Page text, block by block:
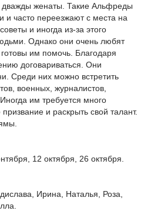
дважды женаты. Такие Альфреды
и часто переезжают с места на
и иногда из-за этого
Однако они очень любят
им помочь. Благодаря
договариваться. Они
Среди них можно встретить
военных, журналистов,
им требуется много
и раскрыть свой талант.
12 октября, 26 октября.
Ирина, Наталья, Роза,